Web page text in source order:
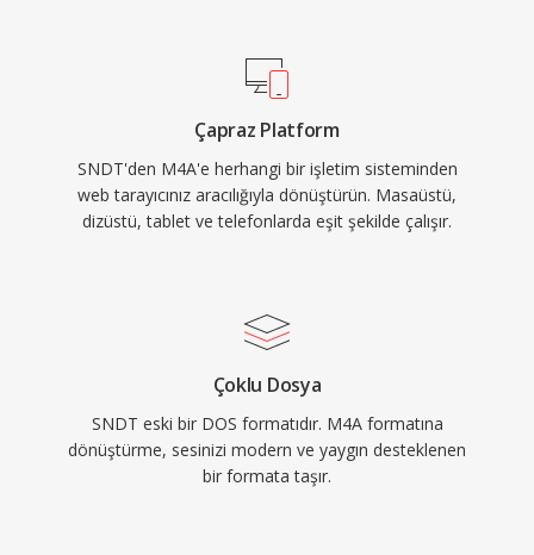
kapsar. Formatı tanımlayan üç somut avantaj:
eski kayıplı kodeklere kıyasla üstün kodlama
verimliliği, MP4 atom yapısı aracılığıyla zengin
üst veri (kapak resmi, bölümler, şarkı sözleri) ve
hem kayıplı hem kayıpsız iş akışlarına hizmet
eden çift modlu esneklik.
Çapraz Platform
SNDT'den M4A'e herhangi bir işletim sisteminden
web tarayıcınız aracılığıyla dönüştürün. Masaüstü,
dizüstü, tablet ve telefonlarda eşit şekilde çalışır.
Çoklu Dosya
SNDT eski bir DOS formatıdır. M4A formatına
dönüştürme, sesinizi modern ve yaygın desteklenen
bir formata taşır.